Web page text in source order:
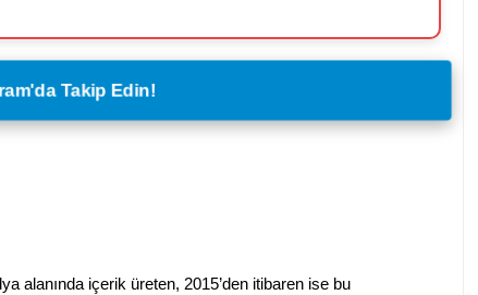
Takip Edin!
alanında içerik üreten, 2015’den itibaren ise bu